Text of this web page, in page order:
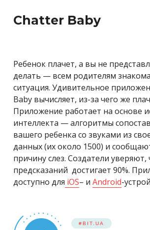
Chatter Baby
Ребенок плачет, а вы не
делать — всем родителям
ситуация. Удивительное
Baby вычисляет, из-за чего же
Приложение работает на основе
интеллекта — алгоритмы
вашего ребенка со звуками из
данных (их около 1500) и
причину слез. Создатели уверяют,
предсказаний достигает 90%.
доступно для iOS– и Android-
#BIT.UA